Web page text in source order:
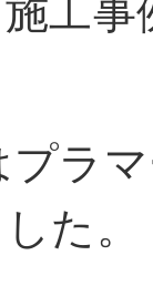
工
プラ
た。